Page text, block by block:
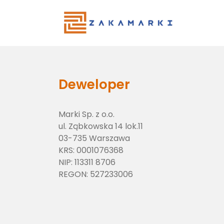
Deweloper
Marki Sp. z o.o.
ul. Ząbkowska 14 lok.11
03-735 Warszawa
KRS: 0001076368
NIP: 113311 8706
REGON: 527233006